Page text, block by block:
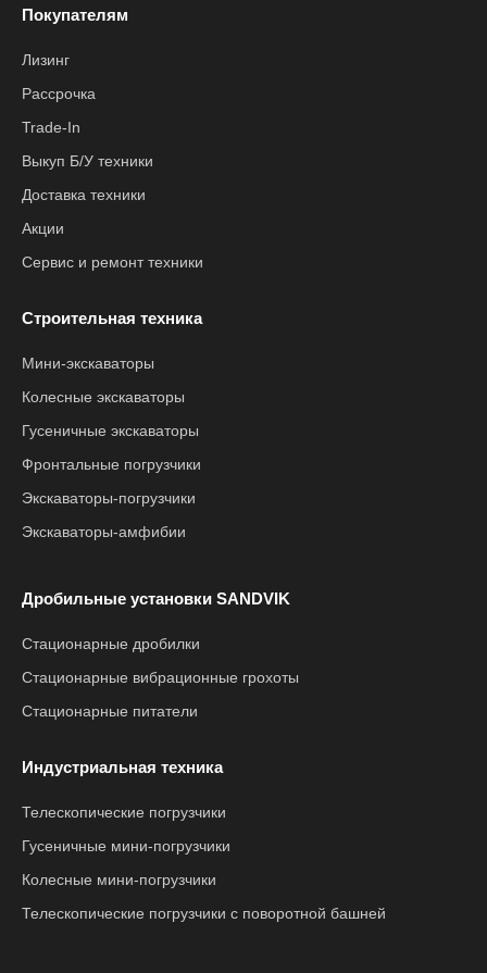
Покупателям
Лизинг
Рассрочка
Trade-In
Выкуп Б/У техники
Доставка техники
Акции
Сервис и ремонт техники
Строительная техника
Мини-экскаваторы
Колесные экскаваторы
Гусеничные экскаваторы
Фронтальные погрузчики
Экскаваторы-погрузчики
Экскаваторы-амфибии
Дробильные установки SANDVIK
Стационарные дробилки
Стационарные вибрационные грохоты
Стационарные питатели
Индустриальная техника
Телескопические погрузчики
Гусеничные мини-погрузчики
Колесные мини-погрузчики
Телескопические погрузчики с поворотной башней